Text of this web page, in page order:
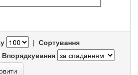
| Сортування
Впорядкування